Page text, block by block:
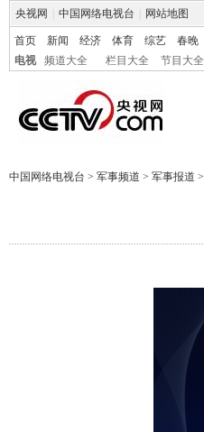
央视网 中国网络电视台 网站地图
首页 新闻 经济 体育 综艺 春晚
电视
频道大全 栏目大全 节目大全
中国网络电视台 > 军事频道 > 军事报道 >